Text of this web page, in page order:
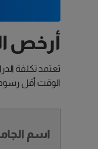
أرخص
الوقت أقل رسوم
اسم